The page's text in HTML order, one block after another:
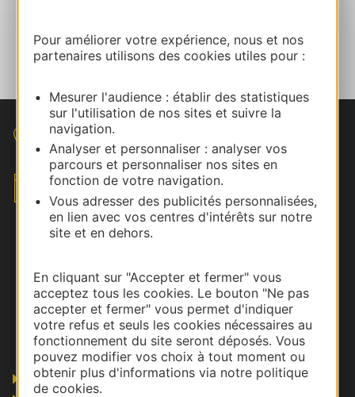
Pour améliorer votre expérience, nous et nos
partenaires utilisons des cookies utiles pour :
Mesurer l'audience : établir des statistiques
sur l'utilisation de nos sites et suivre la
navigation.
Analyser et personnaliser : analyser vos
parcours et personnaliser nos sites en
fonction de votre navigation.
Vous adresser des publicités personnalisées,
en lien avec vos centres d'intérêts sur notre
site et en dehors.
En cliquant sur "Accepter et fermer" vous
acceptez tous les cookies. Le bouton "Ne pas
accepter et fermer" vous permet d'indiquer
votre refus et seuls les cookies nécessaires au
fonctionnement du site seront déposés. Vous
pouvez modifier vos choix à tout moment ou
obtenir plus d'informations via notre politique
de cookies.
Parlez-nous de votre évènement
Nous contacter
Envoyez votre brief
Pros